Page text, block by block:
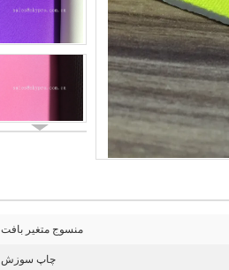
منسوج متغیر بافت
چاپ سوزش